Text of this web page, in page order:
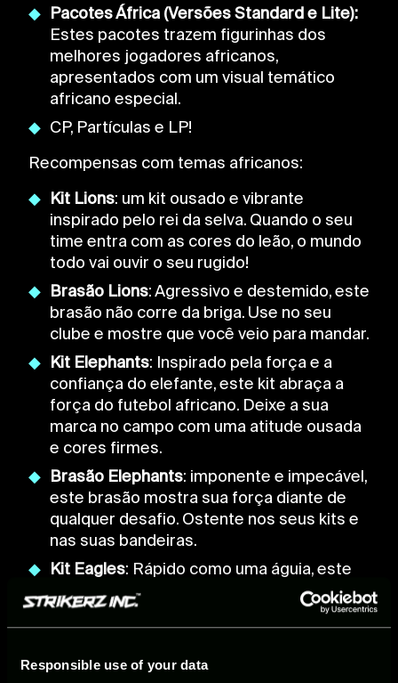
Responsible use of your data
Pacotes África (Versões Standard e Lite):
Estes pacotes trazem figurinhas dos
melhores jogadores africanos,
apresentados com um visual temático
africano especial.
CP, Partículas e LP!
Recompensas com temas africanos:
Kit Lions: um kit ousado e vibrante
inspirado pelo rei da selva. Quando o seu
time entra com as cores do leão, o mundo
todo vai ouvir o seu rugido!
Brasão Lions: Agressivo e destemido, este
brasão não corre da briga. Use no seu
clube e mostre que você veio para mandar.
Kit Elephants: Inspirado pela força e a
confiança do elefante, este kit abraça a
força do futebol africano. Deixe a sua
marca no campo com uma atitude ousada
e cores firmes.
Brasão Elephants: imponente e impecável,
este brasão mostra sua força diante de
qualquer desafio. Ostente nos seus kits e
nas suas bandeiras.
Kit Eagles: Rápido como uma águia, este
kit branco é ofuscante como o brilho do
sol africano. Vista, assuma o controle e
voe para a vitória.
Brasão Eagles: Gols à vista! O ataque é